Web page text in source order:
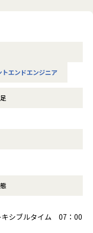
トエンドエンジニア
シブルタイム 07：00